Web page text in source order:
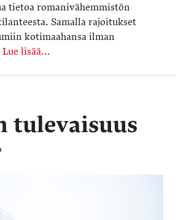
tietoa romanivähemmistön
Samalla rajoitukset
kotimaahansa ilman
Lue lisää...
tulevaisuus